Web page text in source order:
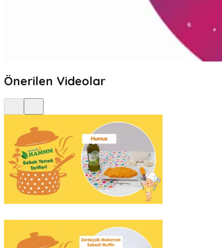
Önerilen Videolar